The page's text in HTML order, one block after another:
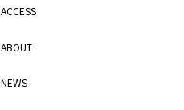
ACCESS
ABOUT
NEWS